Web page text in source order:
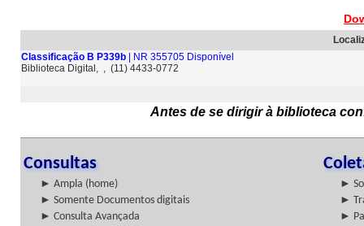
Classificação B P339b | NR 355705 Disponível
Biblioteca Digital, , (11) 4433-0772
Antes de se dirigir à biblioteca
Consultas
► Ampla (home)
►
► Somente Documentos digitais
►
► Consulta Avançada
►